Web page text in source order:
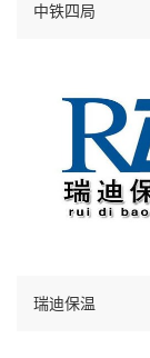
中铁四局
瑞迪保温